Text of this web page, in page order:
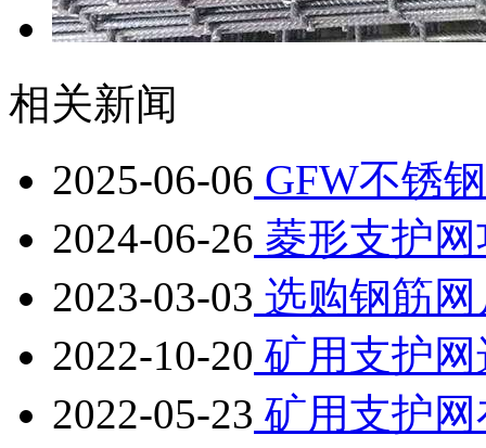
相关新闻
2025-06-06 GFW不锈
2024-06-26 菱形支护
2023-03-03 选购钢筋
2022-10-20 矿用支护
2022-05-23 矿用支护